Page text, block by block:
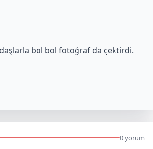
bol bol fotoğraf da çektirdi.
0 yorum